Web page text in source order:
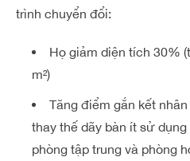
trình chuyển đổi:
Họ giảm diện tích 30%
m²)
Tăng điểm gắn kết
thay thế dãy bàn ít sử
phòng tập trung và phòng